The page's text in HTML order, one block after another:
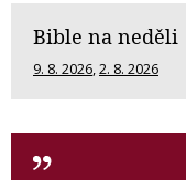
Bible na neděli
9. 8. 2026,2. 8. 2026